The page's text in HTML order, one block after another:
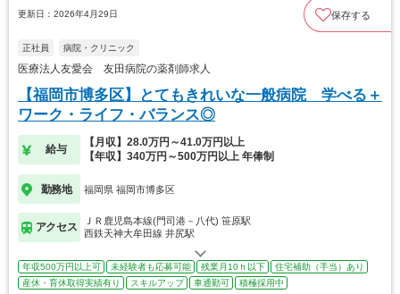
更新日：2026年4月29日 保存する
正社員 病院・クリニック
医療法人友愛会 友田病院の薬剤師求人
【福岡市博多区】とてもきれいな一般病院 学べる＋
ワーク・ライフ・バランス◎
給与
【月収】28.0万円～41.0万円以上
【年収】340万円～500万円以上 年俸制
勤務地 福岡県 福岡市博多区
アクセス
ＪＲ鹿児島本線(門司港－八代) 笹原駅
西鉄天神大牟田線 井尻駅
年収500万円以上可 未経験者も応募可能 残業月10ｈ以下
住宅補助（手当）あり
産休・育休取得実績有り
スキルアップ 車通勤可 積極採用中